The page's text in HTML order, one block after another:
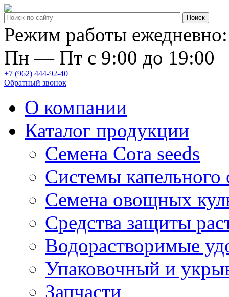
Режим работы ежедневно:
Пн — Пт с 9:00 до 19:00
+7 (962) 444-92-40
Обратный звонок
О компании
Каталог продукции
Семена Cora seeds
Системы
Семена овощных
Средства защиты
Водорастворимые
Упаковочный и
Запчасти